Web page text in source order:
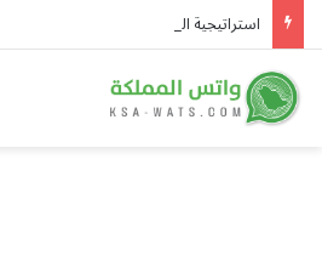
استراتيجية التحالف: سمو ولي العهد أنموذجًا